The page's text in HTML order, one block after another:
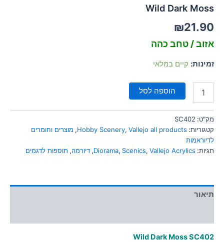
font_download
Wild Dark Moss
₪21.90
אזוב / טחב כהה
זמינות: קיים במלאי
הוספה לסל
מק"ט: SC402
קטגוריות:
Hobby Scenery, Vallejo all products
, מוצרים וחומרים
לדיוראמות
תגיות:
Diorama, Scenics, Vallejo Acrylics
, דיורמה, תוספות לדגמים
תיאור
Wild Dark Moss SC402